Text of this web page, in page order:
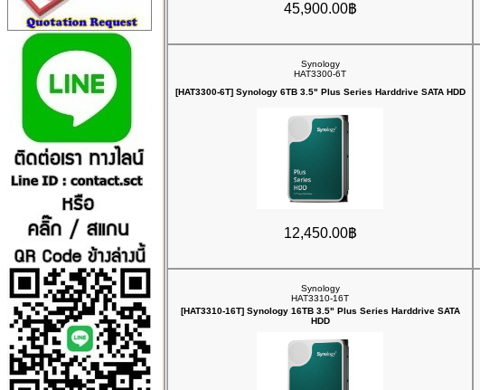
45,900.00฿
Synology
HAT3300-6T
[HAT3300-6T] Synology 6TB 3.5" Plus Series Harddrive SATA HDD
12,450.00฿
Synology
HAT3310-16T
[HAT3310-16T] Synology 16TB 3.5" Plus Series Harddrive SATA
HDD